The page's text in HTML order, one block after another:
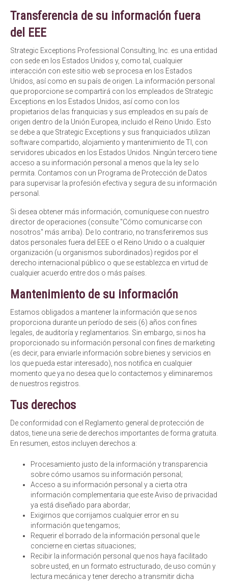
Transferencia de su información fuera
del EEE
Strategic Exceptions Professional Consulting, Inc. es una entidad
con sede en los Estados Unidos y, como tal, cualquier
interacción con este sitio web se procesa en los Estados
Unidos, así como en su país de origen. La información personal
que proporcione se compartirá con los empleados de Strategic
Exceptions en los Estados Unidos, así como con los
propietarios de las franquicias y sus empleados en su país de
origen dentro de la Unión Europea, incluido el Reino Unido. Esto
se debe a que Strategic Exceptions y sus franquiciados utilizan
software compartido, alojamiento y mantenimiento de TI, con
servidores ubicados en los Estados Unidos. Ningún tercero tiene
acceso a su información personal a menos que la ley se lo
permita. Contamos con un Programa de Protección de Datos
para supervisar la profesión efectiva y segura de su información
personal.
Si desea obtener más información, comuníquese con nuestro
director de operaciones (consulte "Cómo comunicarse con
nosotros" más arriba). De lo contrario, no transferiremos sus
datos personales fuera del EEE o el Reino Unido o a cualquier
organización (u organismos subordinados) regidos por el
derecho internacional público o que se establezca en virtud de
cualquier acuerdo entre dos o más países.
Mantenimiento de su información
Estamos obligados a mantener la información que se nos
proporciona durante un período de seis (6) años con fines
legales, de auditoría y reglamentarios. Sin embargo, si nos ha
proporcionado su información personal con fines de marketing
(es decir, para enviarle información sobre bienes y servicios en
los que pueda estar interesado), nos notifica en cualquier
momento que ya no desea que lo contactemos y eliminaremos
de nuestros registros.
Tus derechos
De conformidad con el Reglamento general de protección de
datos, tiene una serie de derechos importantes de forma gratuita.
En resumen, estos incluyen derechos a:
Procesamiento justo de la información y transparencia
sobre cómo usamos su información personal;
Acceso a su información personal y a cierta otra
información complementaria que este Aviso de privacidad
ya está diseñado para abordar;
Exigirnos que corrijamos cualquier error en su
información que tengamos;
Requerir el borrado de la información personal que le
concierne en ciertas situaciones;
Recibir la información personal que nos haya facilitado
sobre usted, en un formato estructurado, de uso común y
lectura mecánica y tener derecho a transmitir dicha